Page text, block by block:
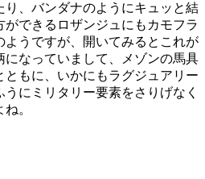
り、バンダナのようにキュッと結
できるロザンジュにもカモフラ
うですが、開いてみるとこれが
になっていまして、メゾンの馬具
もに、いかにもラグジュアリー
にミリタリー要素をさりげなく
。